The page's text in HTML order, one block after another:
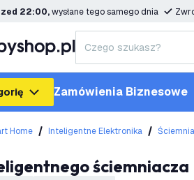
22:00,wysłane tego samego dnia
Zamówienia Biznesowe
Home Inteligentne Elektronika